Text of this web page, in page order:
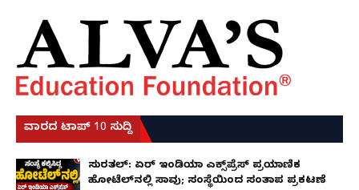
ವಾರದ ಟಾಪ್ 10 ಸುದ್ದಿ
ಸುರತ್ಕಲ್: ಏರ್ ಇಂಡಿಯಾ ಎಕ್ಸ್‌ಪ್ರೆಸ್ ಪ್ರಯಾಣಿಕ
ಹೋಟೆಲ್‌ನಲ್ಲಿ ಸಾವು; ಸಂಸ್ಥೆಯಿಂದ ಸಂತಾಪ ಪ್ರಕಟಣೆ